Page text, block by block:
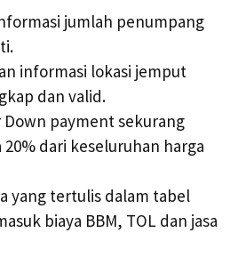
jumlah penumpang
informasi lokasi jemput
dan valid.
Down payment sekurang
20% dari keseluruhan harga
yang tertulis dalam tabel
biaya BBM, TOL dan jasa